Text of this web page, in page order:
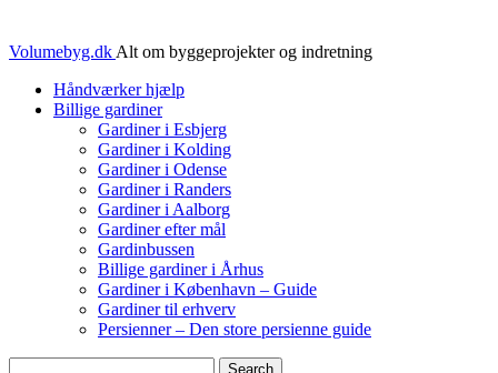
Volumebyg.dk Alt om byggeprojekter og indretning
Håndværker hjælp
Billige gardiner
Gardiner i Esbjerg
Gardiner i Kolding
Gardiner i Odense
Gardiner i Randers
Gardiner i Aalborg
Gardiner efter mål
Gardinbussen
Billige gardiner i Århus
Gardiner i København – Guide
Gardiner til erhverv
Persienner – Den store persienne guide